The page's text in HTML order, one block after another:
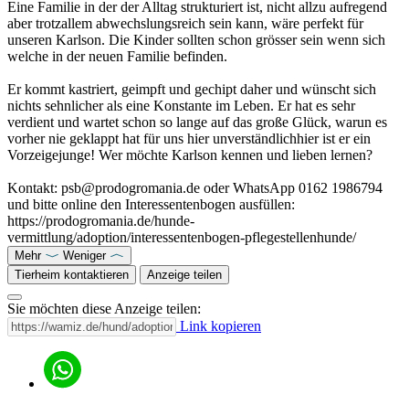
Eine Familie in der der Alltag strukturiert ist, nicht allzu aufregend
aber trotzallem abwechslungsreich sein kann, wäre perfekt für
unseren Karlson. Die Kinder sollten schon grösser sein wenn sich
welche in der neuen Familie befinden.
Er kommt kastriert, geimpft und gechipt daher und wünscht sich
nichts sehnlicher als eine Konstante im Leben. Er hat es sehr
verdient und wartet schon so lange auf das große Glück, warun es
vorher nie geklappt hat für uns hier unverständlichhier ist er ein
Vorzeigejunge! Wer möchte Karlson kennen und lieben lernen?
Kontakt: psb@prodogromania.de oder WhatsApp 0162 1986794
und bitte online den Interessentenbogen ausfüllen:
https://prodogromania.de/hunde-
vermittlung/adoption/interessentenbogen-pflegestellenhunde/
Mehr
Weniger
Tierheim kontaktieren
Anzeige teilen
Sie möchten diese Anzeige teilen:
Link kopieren